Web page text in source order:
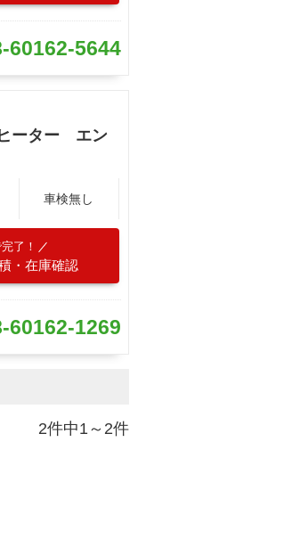
60162-5644
ーター エン
車検無し
了！
・在庫確認
60162-1269
2件中1～2件